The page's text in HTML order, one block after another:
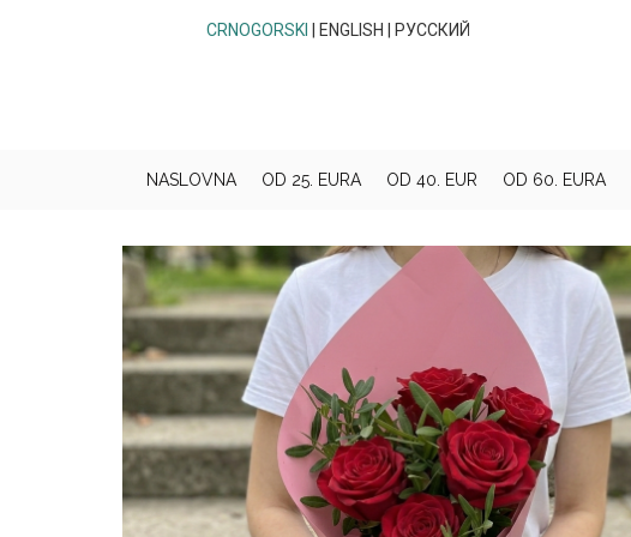
CRNOGORSKI ENGLISH РУССКИЙ
NASLOVNA OD 25. EURA OD 40. EUR OD 60. EURA